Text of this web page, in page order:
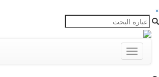
×
Toggle
navigation